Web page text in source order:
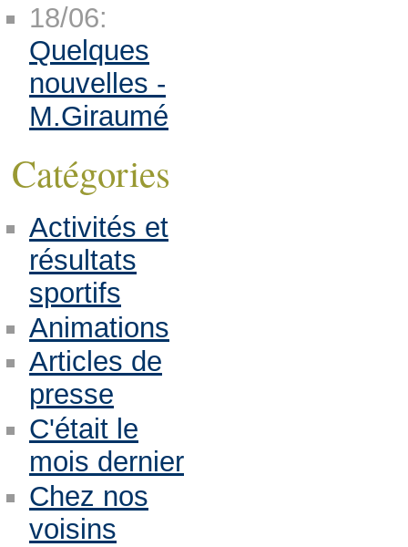
18/06:
Quelques
nouvelles -
M.Giraumé
Catégories
Activités et
résultats
sportifs
Animations
Articles de
presse
C'était le
mois dernier
Chez nos
voisins